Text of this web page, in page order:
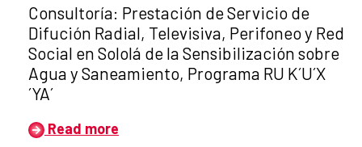
Title of the announcement:
Consultoría: Prestación de Servicio de
Difución Radial, Televisiva, Perifoneo y Red
Social en Sololá de la Sensibilización sobre
Agua y Saneamiento, Programa RU K´U´X
´YA´
Read more